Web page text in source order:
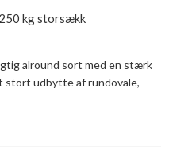
kg storsækk
alround sort med en stærk
stort udbytte af rundovale,